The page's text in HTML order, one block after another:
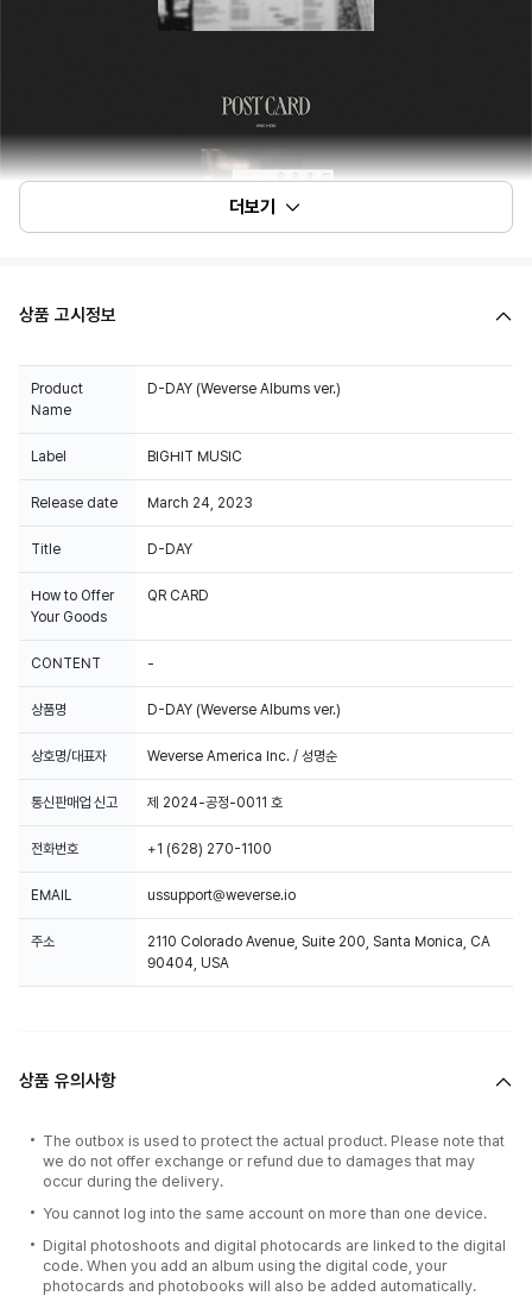
더보기
상품 고시정보
Product
Name
D-DAY (Weverse Albums ver.)
Label BIGHIT MUSIC
Release date March 24, 2023
Title D-DAY
How to Offer
Your Goods
QR CARD
CONTENT -
상품명 D-DAY (Weverse Albums ver.)
상호명/대표자 Weverse America Inc. / 성명순
통신판매업 신고 제 2024-공정-0011 호
전화번호 +1 (628) 270-1100
EMAIL ussupport@weverse.io
주소
2110 Colorado Avenue, Suite 200, Santa Monica, CA
90404, USA
상품 유의사항
The outbox is used to protect the actual product. Please note that
we do not offer exchange or refund due to damages that may
occur during the delivery.
You cannot log into the same account on more than one device.
Digital photoshoots and digital photocards are linked to the digital
code. When you add an album using the digital code, your
photocards and photobooks will also be added automatically.